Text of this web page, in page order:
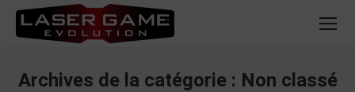
Archives de la catégorie : Non classé